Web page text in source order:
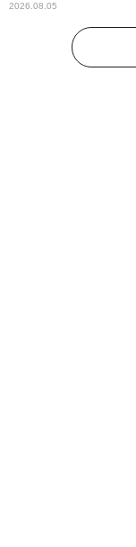
2026.08.05